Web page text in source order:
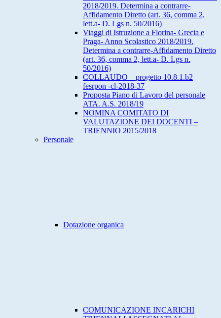
2018/2019. Determina a contrarre-
Affidamento Diretto (art. 36, comma 2,
lett.a- D. Lgs n. 50/2016)
Viaggi di Istruzione a Florina- Grecia e
Praga- Anno Scolastico 2018/2019.
Determina a contrarre-Affidamento Diretto
(art. 36, comma 2, lett.a- D. Lgs n.
50/2016)
COLLAUDO – progetto 10.8.1.b2
fesrpon -cl-2018-37
Proposta Piano di Lavoro del personale
ATA. A.S. 2018/19
NOMINA COMITATO DI
VALUTAZIONE DEI DOCENTI –
TRIENNIO 2015/2018
Personale
Dotazione organica
COMUNICAZIONE INCARICHI